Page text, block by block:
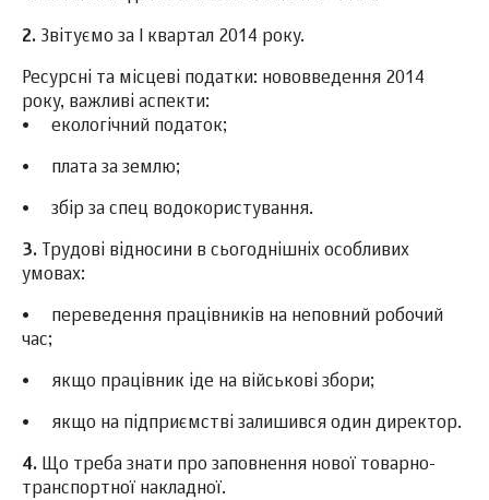
2. Звітуємо за І квартал 2014 року.
Ресурсні та місцеві податки: нововведення 2014
року, важливі аспекти:
• екологічний податок;
• плата за землю;
• збір за спец водокористування.
3. Трудові відносини в сьогоднішніх особливих
умовах:
• переведення працівників на неповний робочий
час;
• якщо працівник іде на військові збори;
• якщо на підприємстві залишився один директор.
4. Що треба знати про заповнення нової товарно-
транспортної накладної.